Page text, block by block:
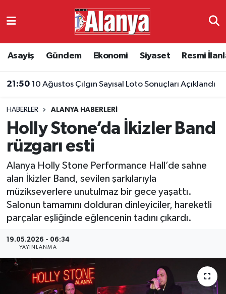
Asayiş Gündem Ekonomi Siyaset Resmi
21:50 10 Ağustos Çılgın Sayısal Loto Sonuçları Açıklandı
HABERLER ALANYA HABERLERI
Holly Stone’da İkizler Band
rüzgarı esti
Alanya Holly Stone Performance Hall’de sahne
alan İkizler Band, sevilen şarkılarıyla
müzikseverlere unutulmaz bir gece yaşattı.
Salonun tamamını dolduran dinleyiciler, hareketli
parçalar eşliğinde eğlencenin tadını çıkardı.
19.05.2026 - 06:34
YAYINLANMA
Ekonomi
Resmi İlanlar
Alanyaspor
Turizm
E-Gazete
Antalya Namaz Vakitleri
Süper Lig Puan Durumu ve Fikstür
Tüm Manşetler
Son Dakika Haberleri
Haber Arşivi